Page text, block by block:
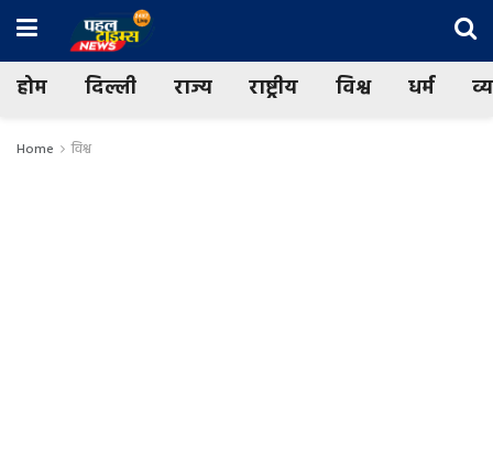
होम दिल्ली राज्य राष्ट्रीय विश्व धर्म
Home विश्व